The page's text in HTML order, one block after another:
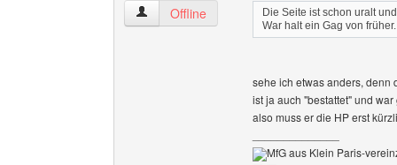
klein-paris Benutzer-Profile anzeigen
Offline
Die Seite ist schon uralt
War halt ein Gag von
sehe ich etwas anders, denn
ist ja auch "bestattet" und
also muss er die HP erst
MfG aus Klein Paris-